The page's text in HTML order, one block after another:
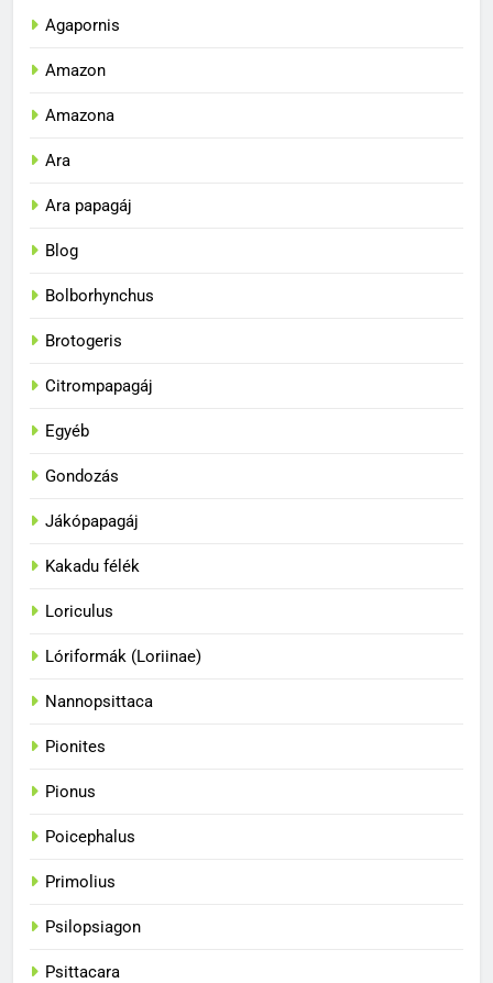
Agapornis
Amazon
Amazona
Ara
Ara papagáj
Blog
Bolborhynchus
Brotogeris
Citrompapagáj
Egyéb
Gondozás
Jákópapagáj
Kakadu félék
Loriculus
Lóriformák (Loriinae)
Nannopsittaca
Pionites
Pionus
Poicephalus
Primolius
Psilopsiagon
Psittacara
33
fogságban